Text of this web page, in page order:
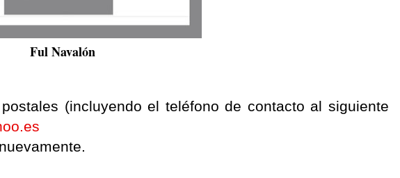
Ful Navalón
(incluyendo el teléfono de contacto al siguiente